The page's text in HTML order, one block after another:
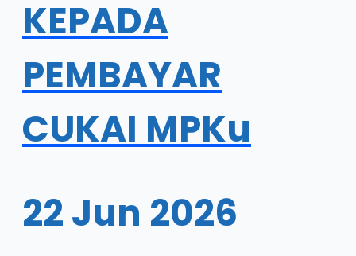
KEPADA
PEMBAYAR
CUKAI MPKu
22 Jun 2026